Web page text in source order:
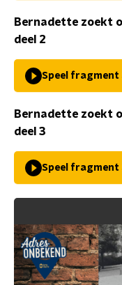
Bernadette zoekt
deel 2
Speel fragment
Bernadette zoekt
deel 3
Speel fragment